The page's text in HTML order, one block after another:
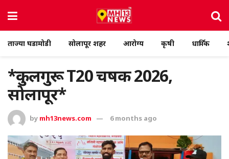
ताज्या घडामोडी सोलापूर शहर आरोग्य कृषी धार्मिक
*कुलगुरू T20 चषक 2026,
सोलापूर*
by mh13news.com 6 months ago